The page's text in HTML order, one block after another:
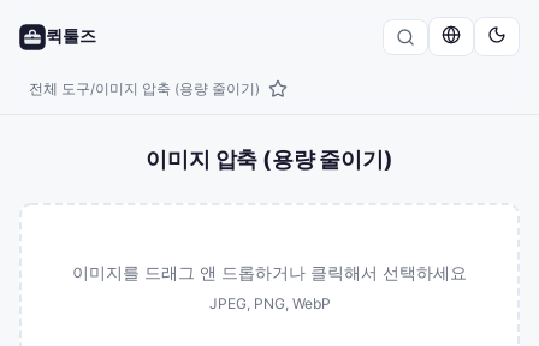
퀵툴즈
전체 도구/이미지 압축 (용량 줄이기)
이미지 압축 (용량 줄이기)
이미지를 드래그 앤 드롭하거나 클릭해서 선택하세요
JPEG, PNG, WebP